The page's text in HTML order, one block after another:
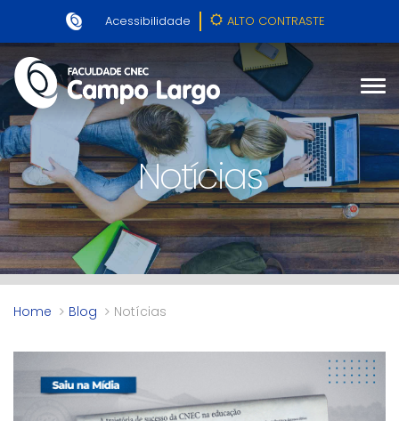
Acessibilidade ALTO CONTRASTE
Notícias
Home Blog Notícias